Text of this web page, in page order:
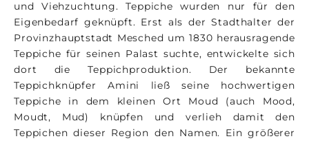
und Viehzuchtung. Teppiche wurden nur für den
Eigenbedarf geknüpft. Erst als der Stadthalter der
Provinzhauptstadt Mesched um 1830 herausragende
Teppiche für seinen Palast suchte, entwickelte sich
dort die Teppichproduktion. Der bekannte
Teppichknüpfer Amini ließ seine hochwertigen
Teppiche in dem kleinen Ort Moud (auch Mood,
Moudt, Mud) knüpfen und verlieh damit den
Teppichen dieser Region den Namen. Ein größerer